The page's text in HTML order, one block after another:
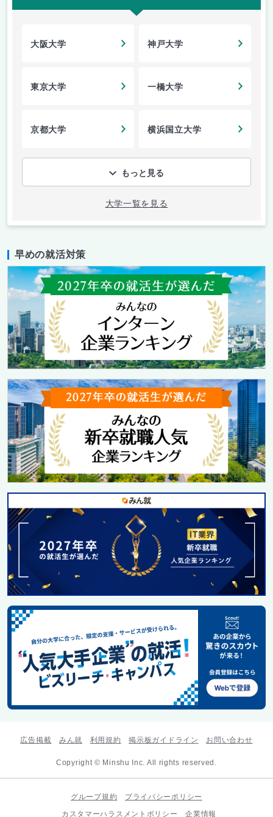
大阪大学 神戸大学
東京大学 一橋大学
京都大学 横浜国立大学
もっと見る
大学一覧を見る
早めの就活対策
広告掲載 みん就 利用規約 掲示板ガイドライン お問い合わせ
Copyright © Minshu Inc. All rights reserved.
グループ規約
プライバシーポリシー
カスタマーハラスメントポリシー
企業情報